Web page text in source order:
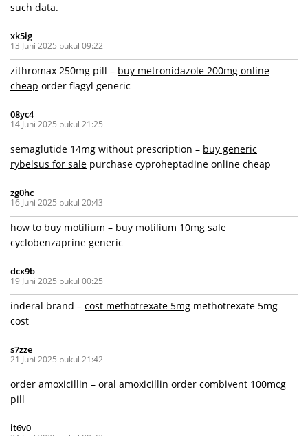
such data.
xk5ig
13 Juni 2025 pukul 09:22
zithromax 250mg pill – buy metronidazole 200mg online
cheap order flagyl generic
08yc4
14 Juni 2025 pukul 21:25
semaglutide 14mg without prescription – buy generic
rybelsus for sale purchase cyproheptadine online cheap
zg0hc
16 Juni 2025 pukul 20:43
how to buy motilium – buy motilium 10mg sale
cyclobenzaprine generic
dcx9b
19 Juni 2025 pukul 00:25
inderal brand – cost methotrexate 5mg methotrexate 5mg
cost
s7zze
21 Juni 2025 pukul 21:42
order amoxicillin – oral amoxicillin order combivent 100mcg
pill
it6v0